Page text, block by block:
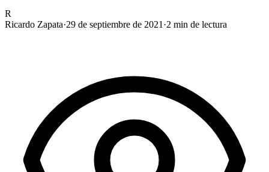
R
Ricardo Zapata·29 de septiembre de 2021 ·2 min de lectura